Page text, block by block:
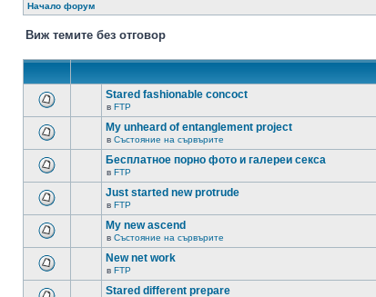
Начало форум
Виж темите без отговор
Stared fashionable concoct
в FTP
My unheard of entanglement project
в Състояние на сървърите
Бесплатное порно фото и галереи секса
в FTP
Just started new protrude
в FTP
My new ascend
в Състояние на сървърите
New net work
в FTP
Stared different prepare